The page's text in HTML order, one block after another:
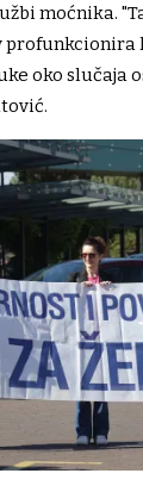
moćnika.
profunkcionira
oko slučaja